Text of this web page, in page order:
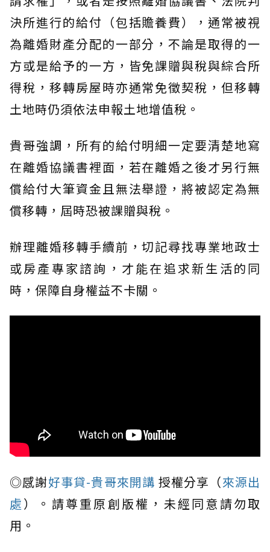
決所進行的給付（包括贍養費），通常被視
為離婚財產分配的一部分，不論是取得的一
方或是給予的一方，皆免課贈與稅與綜合所
得稅，移轉房屋時亦通常免徵契稅，但移轉
土地時仍須依法申報土地增值稅。
貴哥強調，所有的給付明細一定要清楚地寫
在離婚協議書裡面，若在離婚之後才另行無
償給付大筆資金且無法舉證，將被認定為無
償移轉，屆時恐被課贈與稅。
辦理離婚移轉手續前，切記尋找專業地政士
或房產專家諮詢，才能在追求新生活的同
時，保障自身權益不卡關。
◎感謝好事貸-貴哥來開講 授權分享（來源出
處）。請尊重原創版權，未經同意請勿取
用。